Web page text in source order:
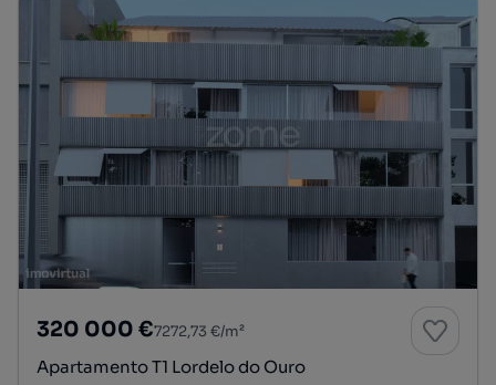
320 000 €7272,73 €/m²
Apartamento T1 Lordelo do Ouro